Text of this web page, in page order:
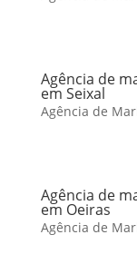
Agência de
em Seixal
Agência de
Agência de
em Oeiras
Agência de